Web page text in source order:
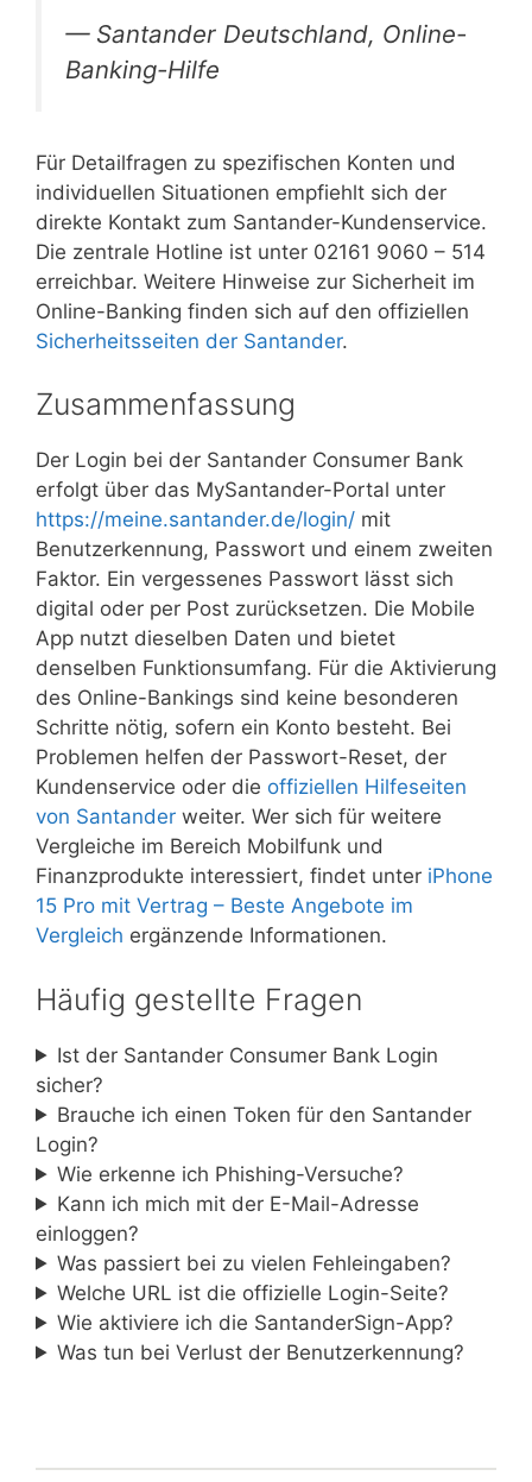
— Santander Deutschland, Online-
Banking-Hilfe
Für Detailfragen zu spezifischen Konten und
individuellen Situationen empfiehlt sich der
direkte Kontakt zum Santander-Kundenservice.
Die zentrale Hotline ist unter 02161 9060 – 514
erreichbar. Weitere Hinweise zur Sicherheit im
Online-Banking finden sich auf den offiziellen
Sicherheitsseiten der Santander.
Zusammenfassung
Der Login bei der Santander Consumer Bank
erfolgt über das MySantander-Portal unter
https://meine.santander.de/login/ mit
Benutzerkennung, Passwort und einem zweiten
Faktor. Ein vergessenes Passwort lässt sich
digital oder per Post zurücksetzen. Die Mobile
App nutzt dieselben Daten und bietet
denselben Funktionsumfang. Für die Aktivierung
des Online-Bankings sind keine besonderen
Schritte nötig, sofern ein Konto besteht. Bei
Problemen helfen der Passwort-Reset, der
Kundenservice oder die offiziellen Hilfeseiten
von Santander weiter. Wer sich für weitere
Vergleiche im Bereich Mobilfunk und
Finanzprodukte interessiert, findet unter iPhone
15 Pro mit Vertrag – Beste Angebote im
Vergleich ergänzende Informationen.
Häufig gestellte Fragen
Ist der Santander Consumer Bank Login
sicher?
Brauche ich einen Token für den Santander
Login?
Wie erkenne ich Phishing-Versuche?
Kann ich mich mit der E-Mail-Adresse
einloggen?
Was passiert bei zu vielen Fehleingaben?
Welche URL ist die offizielle Login-Seite?
Wie aktiviere ich die SantanderSign-App?
Was tun bei Verlust der Benutzerkennung?